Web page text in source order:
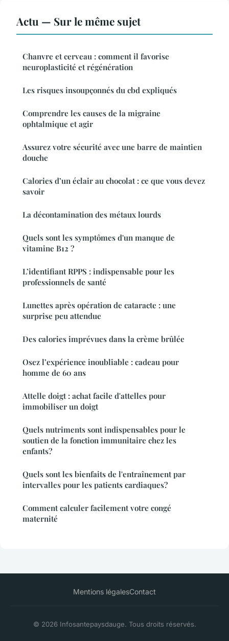
Actu — Sur le même sujet
Chanvre et cerveau : comment il favorise
neuroplasticité et régénération
Les risques insoupçonnés du cbd expliqués
Comprendre les causes de la migraine
ophtalmique et agir
Assurez votre sécurité avec une barre de maintien
douche
Calories d’un éclair au chocolat : ce que vous devez
savoir
La décontamination des métaux lourds
Quels sont les symptômes d'un manque de
vitamine B12 ?
L’identifiant RPPS : indispensable pour les
professionnels de santé
Lunettes après opération de cataracte : une
surprise peu attendue
Des calories imprévues dans la crème brûlée
Osez l’expérience inoubliable : cadeau pour
homme de 60 ans
Attelle doigt : achat facile d'attelles pour
immobiliser un doigt
Quels nutriments sont indispensables pour le
soutien de la fonction immunitaire chez les
enfants?
Quels sont les bienfaits de l'entraînement par
intervalles pour les patients cardiaques?
Comment calculer facilement votre congé
maternité
Mentions légalesContact
© 2026 Infosantepaysdauge. Tous droits réservés.